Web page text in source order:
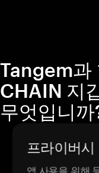
Tangem과
CHAIN 지
무엇입니까
프라이버시